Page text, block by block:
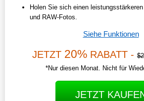
Holen Sie sich einen
und RAW-Fotos.
Siehe Funktionen
JETZT 20% RABATT -
*Nur diesen Monat. Nicht für
JETZT